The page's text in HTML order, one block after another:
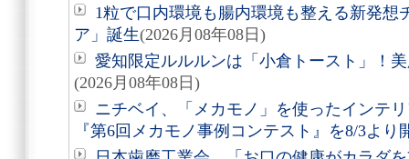
1粒で口内環境も腸内環境も整える新発想
ア」誕生(2026月08年08日)
愛知限定ルルルンは「小倉トースト」！
(2026月08年08日)
ニチベイ、「メカモノ」を使ったインテ
『第6回メカモノ事例コンテスト』を8/3より